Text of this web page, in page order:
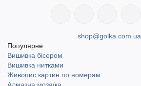
shop@golka.com.ua
Популярне
Вишивка бісером
Вишивка нитками
Живопис картин по номерам